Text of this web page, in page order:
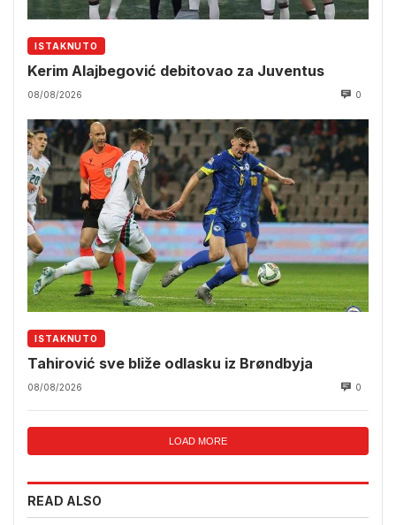
ISTAKNUTO
Kerim Alajbegović debitovao za Juventus
08/08/2026 0
ISTAKNUTO
Tahirović sve bliže odlasku iz Brøndbyja
08/08/2026 0
LOAD MORE
READ ALSO